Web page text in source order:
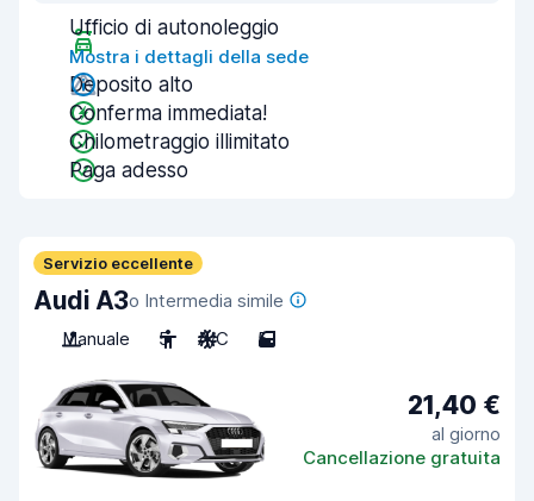
Ufficio di autonoleggio
Mostra i dettagli della sede
Deposito alto
Conferma immediata!
Chilometraggio illimitato
Paga adesso
Servizio eccellente
Audi A3o Intermedia simile
Manuale
5 A/C 5
21,40 €
al giorno
Cancellazione gratuita